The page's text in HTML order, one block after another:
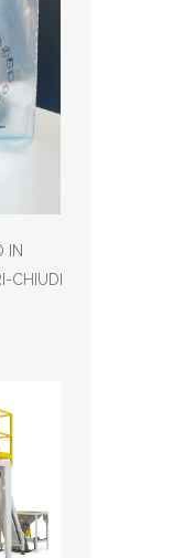
IN
CHIUDI